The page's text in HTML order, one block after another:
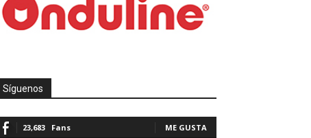
Síguenos
23,683 Fans ME GUSTA